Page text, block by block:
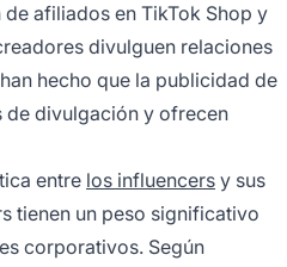
afiliados en TikTok Shop y
divulguen relaciones
hecho que la publicidad de
de divulgación y ofrecen
entre los influencers y sus
tienen un peso significativo
corporativos. Según